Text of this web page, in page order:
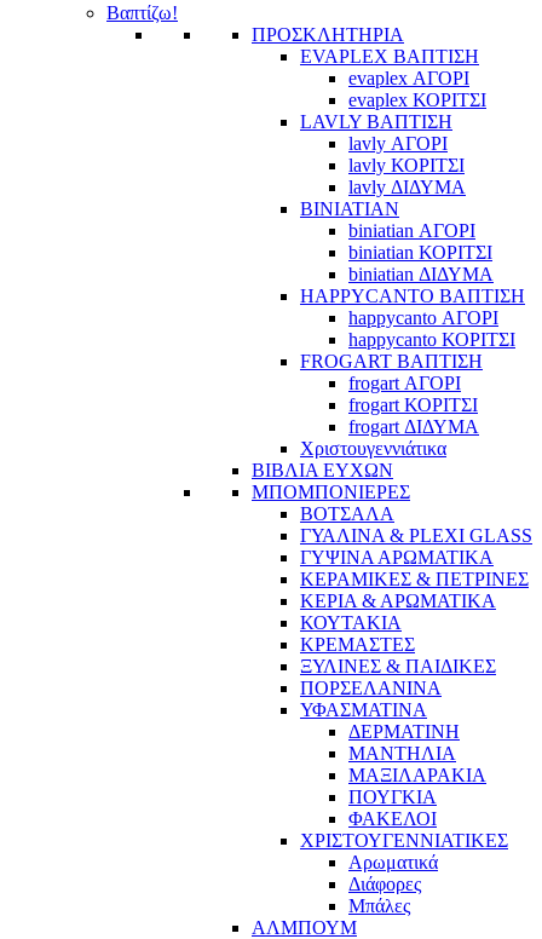
Βαπτίζω!
ΠΡΟΣΚΛΗΤΗΡΙΑ
EVAPLEX ΒΑΠΤΙΣΗ
evaplex ΑΓΟΡΙ
evaplex ΚΟΡΙΤΣΙ
LAVLY ΒΑΠΤΙΣΗ
lavly ΑΓΟΡΙ
lavly ΚΟΡΙΤΣΙ
lavly ΔΙΔΥΜΑ
BINIATIAN
biniatian ΑΓΟΡΙ
biniatian ΚΟΡΙΤΣΙ
biniatian ΔΙΔΥΜΑ
HAPPYCANTO ΒΑΠΤΙΣΗ
happycanto ΑΓΟΡΙ
happycanto ΚΟΡΙΤΣΙ
FROGART ΒΑΠΤΙΣΗ
frogart ΑΓΟΡΙ
frogart ΚΟΡΙΤΣΙ
frogart ΔΙΔΥΜΑ
Χριστουγεννιάτικα
ΒΙΒΛΙΑ ΕΥΧΩΝ
ΜΠΟΜΠΟΝΙΕΡΕΣ
ΒΟΤΣΑΛΑ
ΓΥΑΛΙΝΑ & PLEXI GLASS
ΓΥΨΙΝΑ ΑΡΩΜΑΤΙΚΑ
ΚΕΡΑΜΙΚΕΣ & ΠΕΤΡΙΝΕΣ
ΚΕΡΙΑ & ΑΡΩΜΑΤΙΚΑ
ΚΟΥΤΑΚΙΑ
ΚΡΕΜΑΣΤΕΣ
ΞΥΛΙΝΕΣ & ΠΑΙΔΙΚΕΣ
ΠΟΡΣΕΛΑΝΙΝΑ
ΥΦΑΣΜΑΤΙΝA
ΔΕΡΜΑΤΙΝΗ
ΜΑΝΤΗΛΙΑ
ΜΑΞΙΛΑΡΑΚΙΑ
ΠΟΥΓΚΙΑ
ΦΑΚΕΛΟΙ
ΧΡΙΣΤΟΥΓΕΝΝΙΑΤΙΚΕΣ
Αρωματικά
Διάφορες
Μπάλες
ΑΛΜΠΟΥΜ